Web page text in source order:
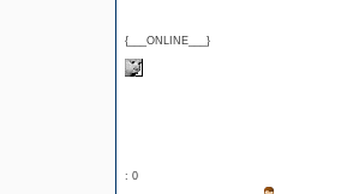
{___ONLINE___}
: 0